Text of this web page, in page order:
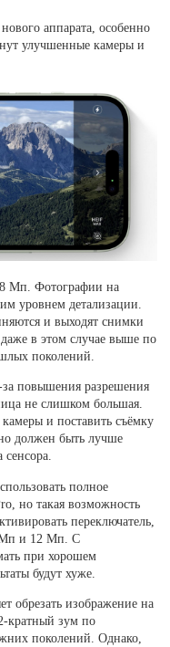
аппарата, особенно
улучшенные камеры и
Мп. Фотографии на
уровнем детализации.
и выходят снимки
в этом случае выше по
поколений.
повышения разрешения
не слишком большая.
и поставить съёмку
должен быть лучше
сенсора.
полное
но такая возможность
переключатель,
Мп и 12 Мп. С
при хорошем
будут хуже.
обрезать изображение на
кратный зум по
поколений. Однако,